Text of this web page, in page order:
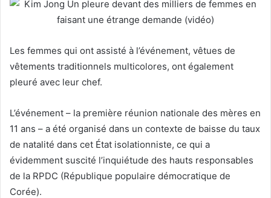
Les femmes qui ont assisté à l’événement, vêtues de
vêtements traditionnels multicolores, ont également
pleuré avec leur chef.
L’événement – la première réunion nationale des mères en
11 ans – a été organisé dans un contexte de baisse du taux
de natalité dans cet État isolationniste, ce qui a
évidemment suscité l’inquiétude des hauts responsables
de la RPDC (République populaire démocratique de
Corée).